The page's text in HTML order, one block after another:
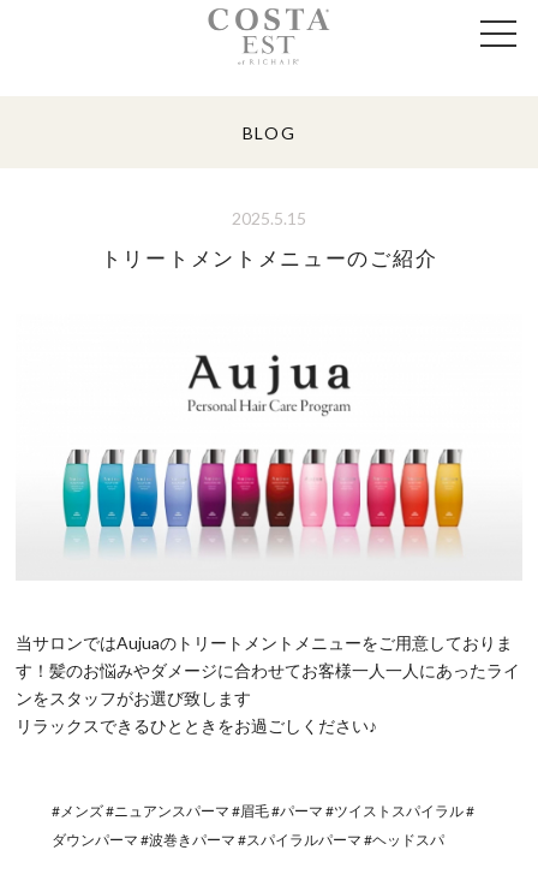
BLOG
2025.5.15
トリートメントメニューのご紹介
当サロンではAujuaのトリートメントメニューをご用意しておりま
す！髪のお悩みやダメージに合わせてお客様一人一人にあったライ
ンをスタッフがお選び致します
リラックスできるひとときをお過ごしください♪
#メンズ #ニュアンスパーマ #眉毛 #パーマ #ツイストスパイラル #
ダウンパーマ #波巻きパーマ #スパイラルパーマ #ヘッドスパ